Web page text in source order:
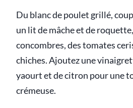
Du blanc de poulet grillé,
un lit de mâche et de
concombres, des tomates
chiches. Ajoutez une
yaourt et de citron pour une
crémeuse.